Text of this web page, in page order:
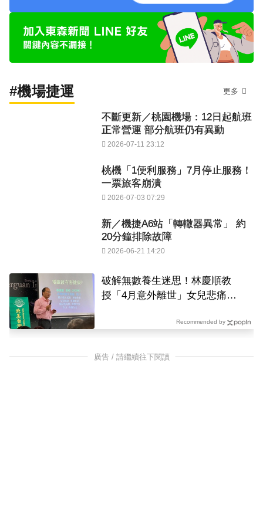
#機場捷運 更多
不斷更新／桃園機場：12日起航班
正常營運 部分航班仍有異動
2026-07-11 23:12
桃機「1便利服務」7月停止服務！
一票旅客崩潰
2026-07-03 07:29
新／機捷A6站「轉轍器異常」 約
20分鐘排除故障
2026-06-21 14:20
破解無數養生迷思！林慶順教
授「4月意外離世」女兒悲痛證
Recommended by
廣告 / 請繼續往下閱讀